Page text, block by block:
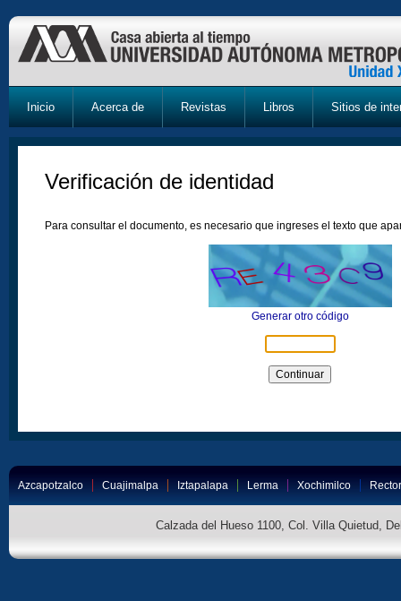
Inicio Acerca de Revistas Libros Sitios de
Verificación de identidad
Para consultar el documento, es necesario que ingreses el texto que
Generar otro código
Azcapotzalco Cuajimalpa Iztapalapa Lerma Xochimilco
Calzada del Hueso 1100, Col. Villa Quietud,